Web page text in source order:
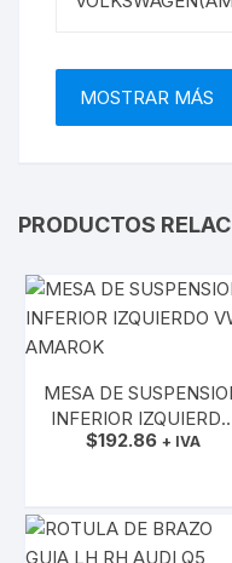
PRODUCTOS
MESA DE
INFERIOR
VW AMAROK
$192.86 + IVA